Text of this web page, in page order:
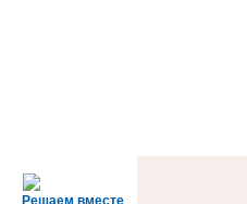
Решаем вместе